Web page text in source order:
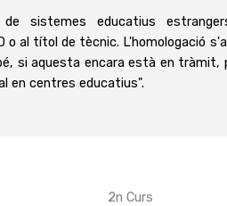
sistemes educatius
o al títol de tècnic. L'homologació
si aquesta encara està en tràmit,
en centres educatius".
2n Curs